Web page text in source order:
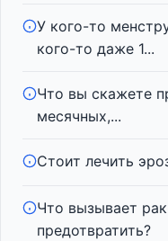
У кого-то
кого-то даже 1...
Что вы скажете
месячных,...
Стоит лечить
Что вызывает
предотвратить?